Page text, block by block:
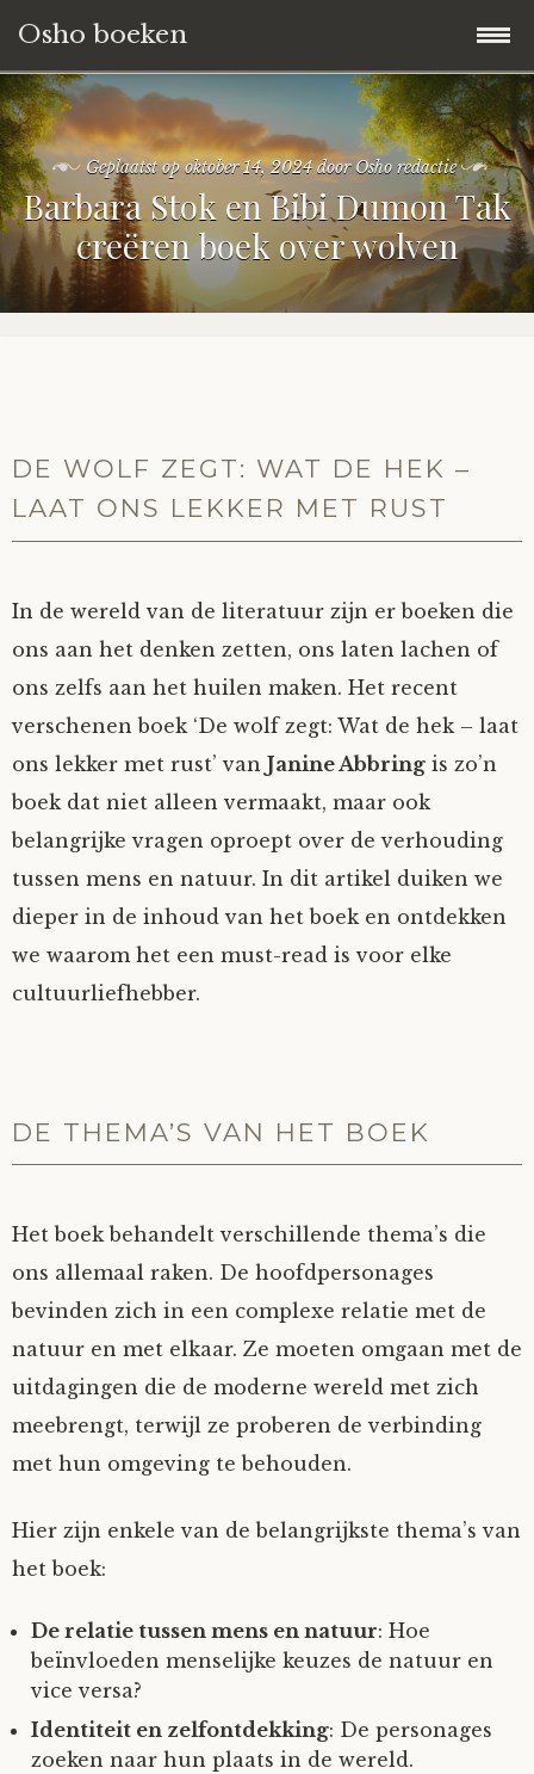
Osho boeken
Naar
de
inhoud
springen
Blog
Boeken Reviews
Over ons
Geplaatst opoktober 14, 2024doorOsho redactie
Barbara Stok en Bibi Dumon Tak
creëren boek over wolven
DE WOLF ZEGT: WAT DE HEK –
LAAT ONS LEKKER MET RUST
In de wereld van de literatuur zijn er boeken die
ons aan het denken zetten, ons laten lachen of
ons zelfs aan het huilen maken. Het recent
verschenen boek ‘De wolf zegt: Wat de hek – laat
ons lekker met rust’ van Janine Abbring is zo’n
boek dat niet alleen vermaakt, maar ook
belangrijke vragen oproept over de verhouding
tussen mens en natuur. In dit artikel duiken we
dieper in de inhoud van het boek en ontdekken
we waarom het een must-read is voor elke
cultuurliefhebber.
DE THEMA’S VAN HET BOEK
Het boek behandelt verschillende thema’s die
ons allemaal raken. De hoofdpersonages
bevinden zich in een complexe relatie met de
natuur en met elkaar. Ze moeten omgaan met de
uitdagingen die de moderne wereld met zich
meebrengt, terwijl ze proberen de verbinding
met hun omgeving te behouden.
Hier zijn enkele van de belangrijkste thema’s van
het boek:
De relatie tussen mens en natuur: Hoe
beïnvloeden menselijke keuzes de natuur en
vice versa?
Identiteit en zelfontdekking: De personages
zoeken naar hun plaats in de wereld.